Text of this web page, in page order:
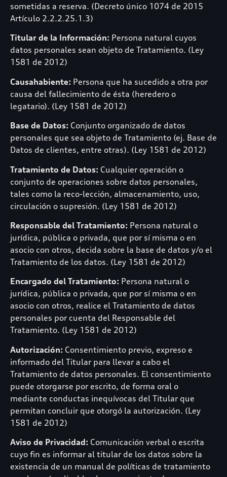
sometidas a reserva. (Decreto único 1074 de 2015
Artículo 2.2.2.25.1.3)
Titular de la Información: Persona natural cuyos
datos personales sean objeto de Tratamiento. (Ley
1581 de 2012)
Causahabiente: Persona que ha sucedido a otra por
causa del fallecimiento de ésta (heredero o
legatario). (Ley 1581 de 2012)
Base de Datos: Conjunto organizado de datos
personales que sea objeto de Tratamiento (ej. Base de
Datos de clientes, entre otras). (Ley 1581 de 2012)
Tratamiento de Datos: Cualquier operación o
conjunto de operaciones sobre datos personales,
tales como la reco-lección, almacenamiento, uso,
circulación o supresión. (Ley 1581 de 2012)
Responsable del Tratamiento: Persona natural o
jurídica, pública o privada, que por sí misma o en
asocio con otros, decida sobre la base de datos y/o el
Tratamiento de los datos. (Ley 1581 de 2012)
Encargado del Tratamiento: Persona natural o
jurídica, pública o privada, que por sí misma o en
asocio con otros, realice el Tratamiento de datos
personales por cuenta del Responsable del
Tratamiento. (Ley 1581 de 2012)
Autorización: Consentimiento previo, expreso e
informado del Titular para llevar a cabo el
Tratamiento de datos personales. El consentimiento
puede otorgarse por escrito, de forma oral o
mediante conductas inequívocas del Titular que
permitan concluir que otorgó la autorización. (Ley
1581 de 2012)
Aviso de Privacidad: Comunicación verbal o escrita
cuyo fin es informar al titular de los datos sobre la
existencia de un manual de políticas de tratamiento